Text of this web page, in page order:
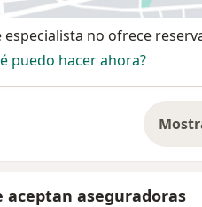
especialista no ofrece
puedo hacer ahora?
aceptan aseguradoras